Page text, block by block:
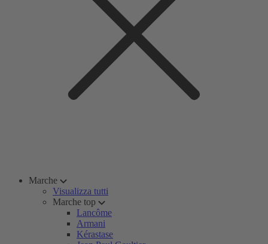
Marche
Visualizza tutti
Marche top
Lancôme
Armani
Kérastase